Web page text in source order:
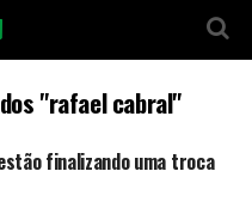
"rafael cabral"
finalizando uma troca